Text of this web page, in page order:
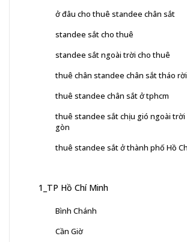
ở đâu cho thuê standee chân sắt
standee sắt cho thuê
standee sắt ngoài trời cho thuê
thuê chân standee chân sắt tháo rời
thuê standee chân sắt ở tphcm
thuê standee sắt chịu gió ngoài trời
gòn
thuê standee sắt ở thành phố Hồ
1_TP Hồ Chí Minh
Bình Chánh
Cần Giờ